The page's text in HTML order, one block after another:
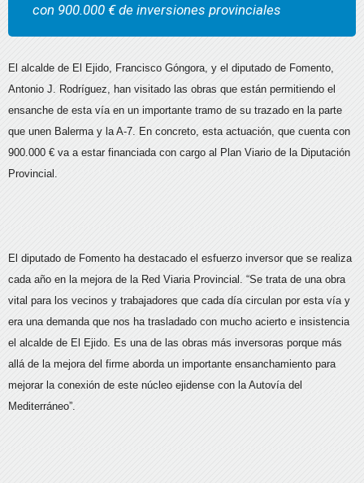
con 900.000 € de inversiones provinciales
El alcalde de El Ejido, Francisco Góngora, y el diputado de Fomento,
Antonio J. Rodríguez, han visitado las obras que están permitiendo el
ensanche de esta vía en un importante tramo de su trazado en la parte
que unen Balerma y la A-7. En concreto, esta actuación, que cuenta con
900.000 € va a estar financiada con cargo al Plan Viario de la Diputación
Provincial.
El diputado de Fomento ha destacado el esfuerzo inversor que se realiza
cada año en la mejora de la Red Viaria Provincial. “Se trata de una obra
vital para los vecinos y trabajadores que cada día circulan por esta vía y
era una demanda que nos ha trasladado con mucho acierto e insistencia
el alcalde de El Ejido. Es una de las obras más inversoras porque más
allá de la mejora del firme aborda un importante ensanchamiento para
mejorar la conexión de este núcleo ejidense con la Autovía del
Mediterráneo”.